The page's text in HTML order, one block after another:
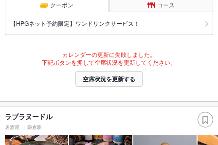
クーポン コース
【HPGネット予約限定】ワンドリンクサービス！
カレンダーの更新に失敗しました。
下記ボタンを押して空席状況を更新してください。
空席状況を更新する
ラブラヌードル
居酒屋 鎌倉駅